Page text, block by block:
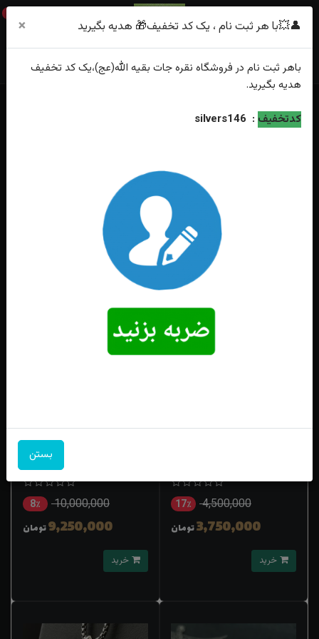
0
فقط محصولات موجود
محبوب‌ترین گران‌ترین ارزان‌ترین
4,500,000 17٪
3,750,000تومان
مدال نقره عقیق سرخ مدل کپسولی
دستساز پشت بسته قلم زنی باید
10,000,000 8٪
9,250,000تومان
👤💥با هر ثبت نام ، یک کد تخفیف🎁 هدیه بگیرید ×
باهر ثبت نام در فروشگاه نقره جات بقیه الله(عج)،یک کد تخفیف
هدیه بگیرید.
کدتخفیف :
silvers146
بستن